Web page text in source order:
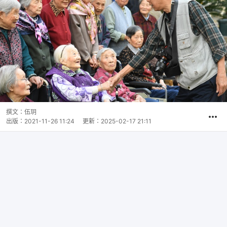
撰文： 伍玥
出版： 2021-11-26 11:24 更新： 2025-02-17 21:11